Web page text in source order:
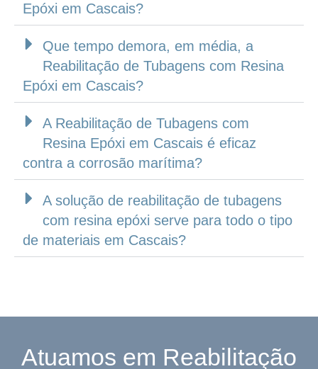
Epóxi em Cascais?
Que tempo demora, em média, a
Reabilitação de Tubagens com Resina
Epóxi em Cascais?
A Reabilitação de Tubagens com
Resina Epóxi em Cascais é eficaz
contra a corrosão marítima?
A solução de reabilitação de tubagens
com resina epóxi serve para todo o tipo
de materiais em Cascais?
Atuamos em Reabilitação